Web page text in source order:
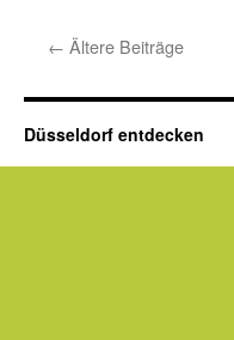
← Ältere Beiträge
Düsseldorf entdecken